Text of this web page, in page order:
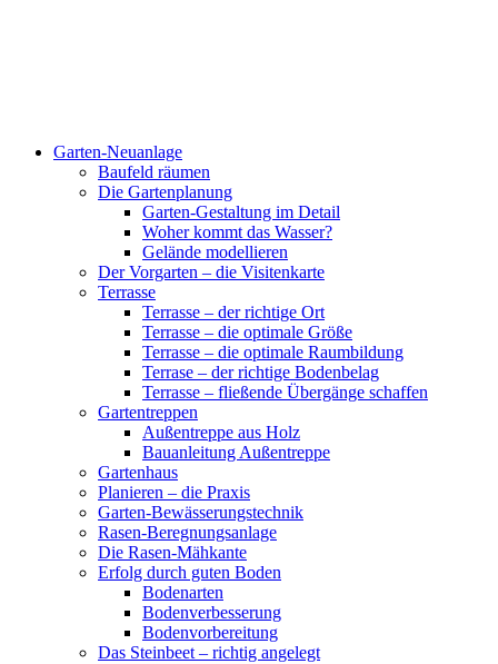
Garten-Neuanlage
Baufeld räumen
Die Gartenplanung
Garten-Gestaltung im Detail
Woher kommt das Wasser?
Gelände modellieren
Der Vorgarten – die Visitenkarte
Terrasse
Terrasse – der richtige Ort
Terrasse – die optimale Größe
Terrasse – die optimale Raumbildung
Terrase – der richtige Bodenbelag
Terrasse – fließende Übergänge schaffen
Gartentreppen
Außentreppe aus Holz
Bauanleitung Außentreppe
Gartenhaus
Planieren – die Praxis
Garten-Bewässerungstechnik
Rasen-Beregnungsanlage
Die Rasen-Mähkante
Erfolg durch guten Boden
Bodenarten
Bodenverbesserung
Bodenvorbereitung
Das Steinbeet – richtig angelegt